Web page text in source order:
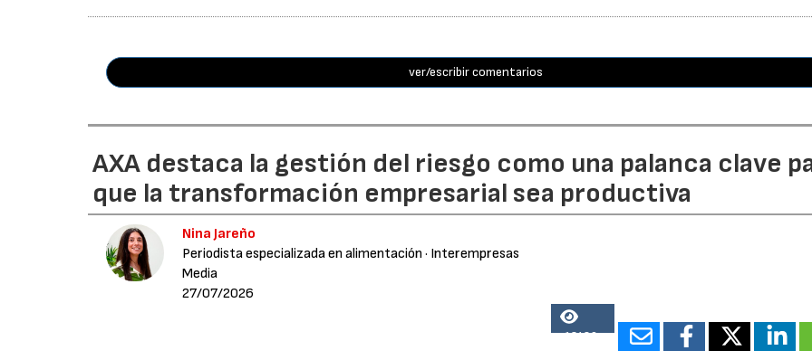
ver/escribir comentarios
AXA destaca la gestión del riesgo como una palanca clave
que la transformación empresarial sea productiva
Nina Jareño
Periodista especializada en alimentación · Interempresas
Media
27/07/2026
13486